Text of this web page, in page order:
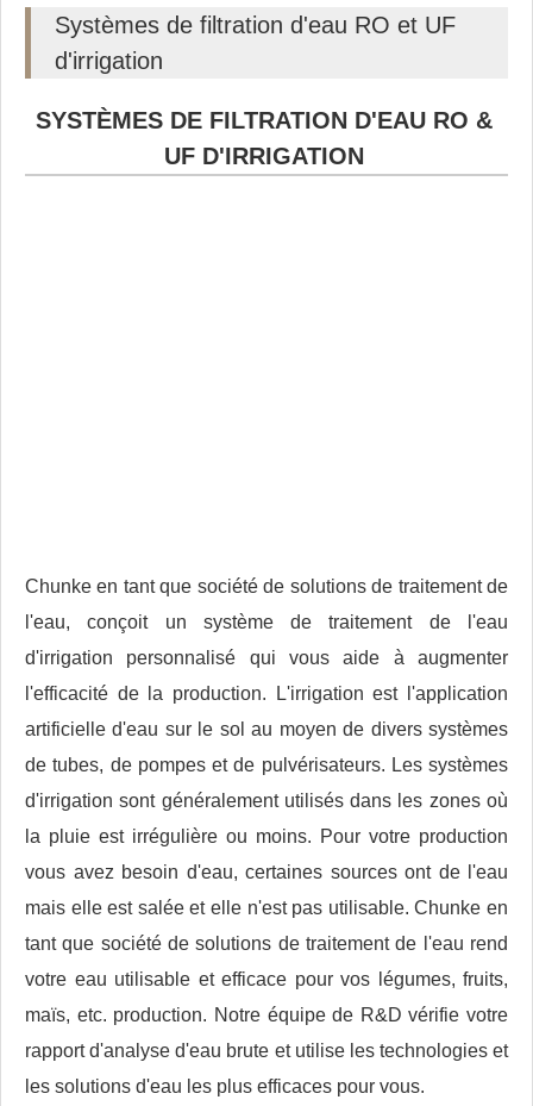
Systèmes de filtration d'eau RO et UF
d'irrigation
SYSTÈMES DE FILTRATION D'EAU RO &
UF D'IRRIGATION
Chunke en tant que société de solutions de traitement de
l'eau, conçoit un système de traitement de l'eau
d'irrigation personnalisé qui vous aide à augmenter
l'efficacité de la production. L'irrigation est l'application
artificielle d'eau sur le sol au moyen de divers systèmes
de tubes, de pompes et de pulvérisateurs. Les systèmes
d'irrigation sont généralement utilisés dans les zones où
la pluie est irrégulière ou moins. Pour votre production
vous avez besoin d'eau, certaines sources ont de l'eau
mais elle est salée et elle n'est pas utilisable. Chunke en
tant que société de solutions de traitement de l'eau rend
votre eau utilisable et efficace pour vos légumes, fruits,
maïs, etc. production. Notre équipe de R&D vérifie votre
rapport d'analyse d'eau brute et utilise les technologies et
les solutions d'eau les plus efficaces pour vous.